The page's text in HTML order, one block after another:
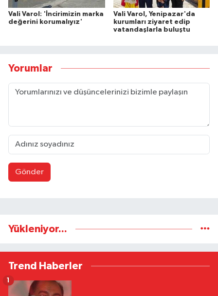
Vali Varol: 'İncirimizin marka
değerini korumalıyız'
Vali Varol, Yenipazar'da
kurumları ziyaret edip
vatandaşlarla buluştu
Yorumlar
Gönder
Yükleniyor...
Trend Haberler
1